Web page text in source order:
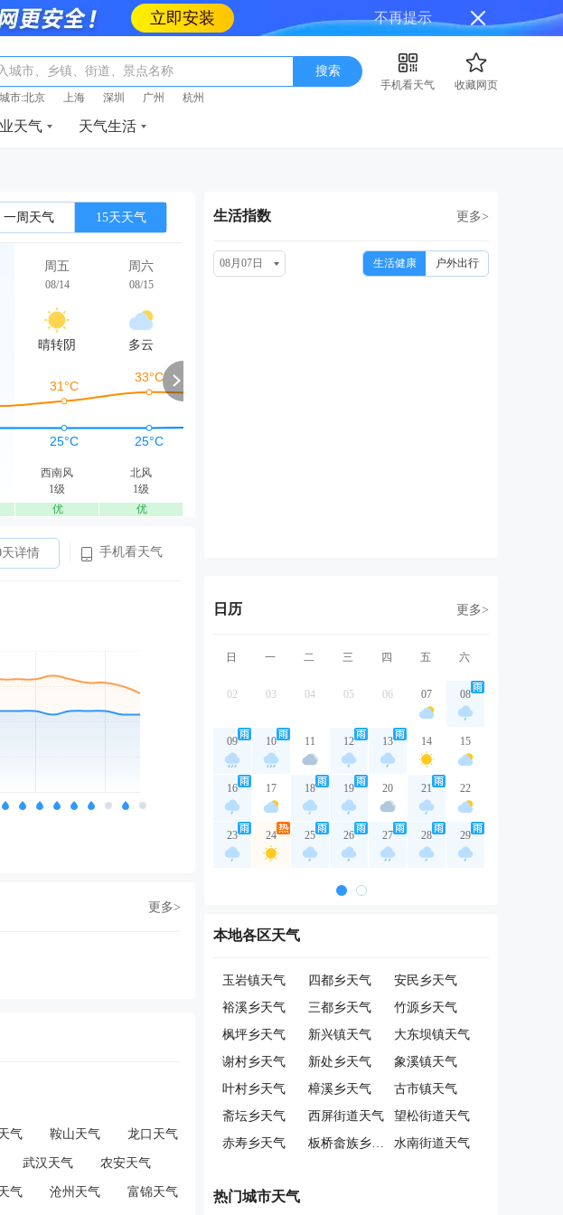
立即安装 不再提示
城市、乡镇、街道、景点名称 搜索
手机看天气
收藏网页
市:北京 上海 深圳 广州 杭州
天气 天气生活
一周天气 15天天气
周五
08/14
晴转阴
西南风
1级
优
周六
08/15
多云
北风
1级
优
周日 周二 周三
详情 手机看天气
更多>
气 鞍山天气 龙口天气
武汉天气 农安天气
气 沧州天气 富锦天气
生活指数 更多>
08月07日 生活健康 户外出行
日历 更多>
日 一 二 三 四 五 六
02 03 04 05 06 07 08
09 10 11 12 13 14 15
16 17 18 19 20 21 22
23 24 25 26 27 28 29
本地各区天气
玉岩镇天气 四都乡天气
安民乡天气
裕溪乡天气
三都乡天气
竹源乡天气
枫坪乡天气
新兴镇天气
大东坝镇天气
谢村乡天气
新处乡天气
象溪镇天气
叶村乡天气
樟溪乡天气
古市镇天气
斋坛乡天气
西屏街道天气
望松街道天气
赤寿乡天气
板桥畲族乡天气 水南街道天气
热门城市天气